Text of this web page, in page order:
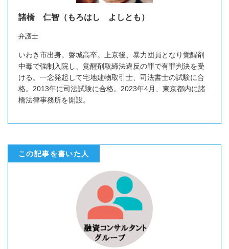
諸橋 仁智（もろはし よしとも）
弁護士
いわき市出身。磐城高卒。上京後、暴力団員となり覚醒剤
中毒で強制入院し、覚醒剤取締法違反の罪で有罪判決を受
ける。一念発起して宅地建物取引士、司法書士の試験に合
格。2013年に司法試験に合格。2023年4月、東京都内に諸
橋法律事務所を開設。
この記事を書いた人